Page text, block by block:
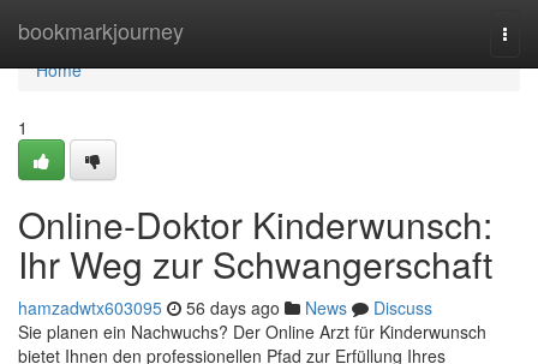
bookmarkjourney
Home
Home
1
Online-Doktor Kinderwunsch:
Ihr Weg zur Schwangerschaft
hamzadwtx603095 56 days ago News
Discuss
Sie planen ein Nachwuchs? Der Online Arzt für Kinderwunsch
bietet Ihnen den professionellen Pfad zur Erfüllung Ihres